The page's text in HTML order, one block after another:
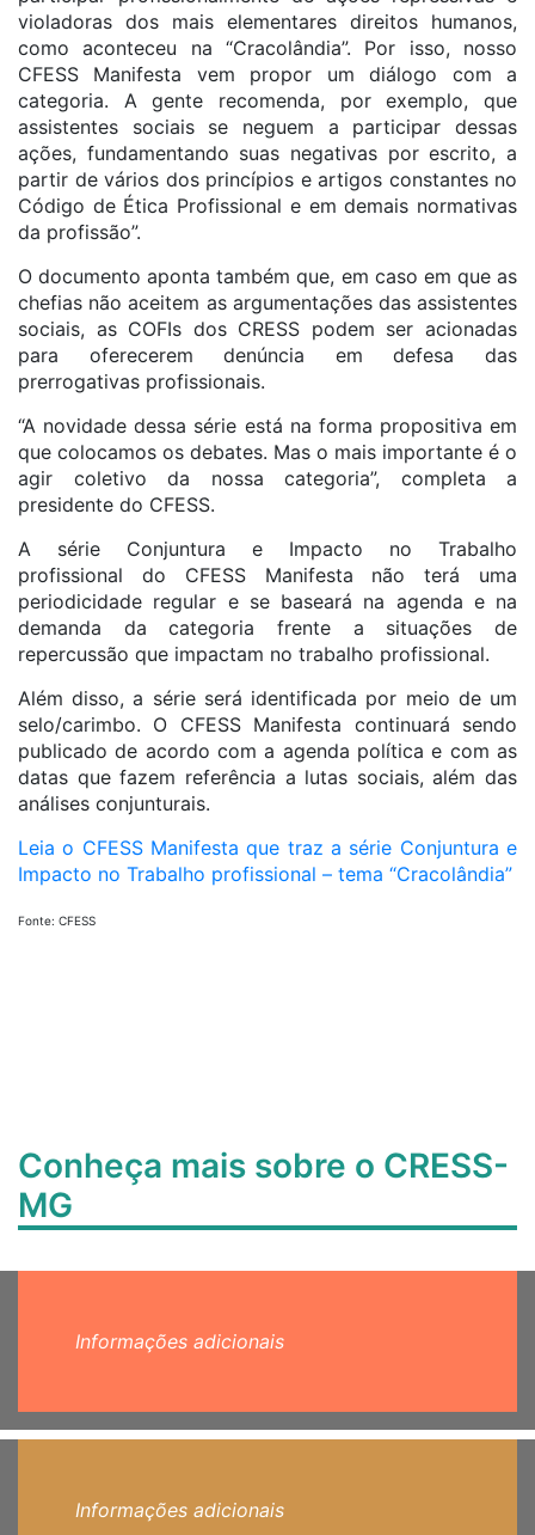
violadoras dos mais elementares direitos humanos,
como aconteceu na “Cracolândia”. Por isso, nosso
CFESS Manifesta vem propor um diálogo com a
categoria. A gente recomenda, por exemplo, que
assistentes sociais se neguem a participar dessas
ações, fundamentando suas negativas por escrito, a
partir de vários dos princípios e artigos constantes no
Código de Ética Profissional e em demais normativas
da profissão”.
O documento aponta também que, em caso em que as
chefias não aceitem as argumentações das assistentes
sociais, as COFIs dos CRESS podem ser acionadas
para oferecerem denúncia em defesa das
prerrogativas profissionais.
“A novidade dessa série está na forma propositiva em
que colocamos os debates. Mas o mais importante é o
agir coletivo da nossa categoria”, completa a
presidente do CFESS.
A série Conjuntura e Impacto no Trabalho
profissional do CFESS Manifesta não terá uma
periodicidade regular e se baseará na agenda e na
demanda da categoria frente a situações de
repercussão que impactam no trabalho profissional.
Além disso, a série será identificada por meio de um
selo/carimbo. O CFESS Manifesta continuará sendo
publicado de acordo com a agenda política e com as
datas que fazem referência a lutas sociais, além das
análises conjunturais.
Leia o CFESS Manifesta que traz a série Conjuntura e
Impacto no Trabalho profissional – tema “Cracolândia”
Fonte: CFESS
Conheça mais sobre o CRESS-
MG
Informações adicionais
Informações adicionais